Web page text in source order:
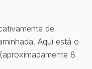
de
Aqui está o
8